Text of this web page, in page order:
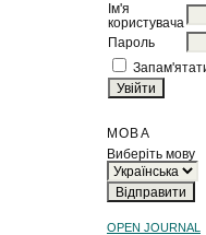
Ім'я
користувача
Пароль
МОВА
Виберіть мову
OPEN JOURNAL